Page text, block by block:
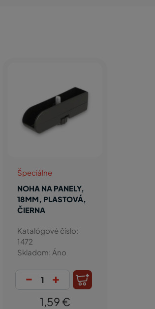
Špeciálne
NOHA NA PANELY,
18MM, PLASTOVÁ,
ČIERNA
Katalógové číslo:
1472
Skladom: Áno
- +
1,59 €